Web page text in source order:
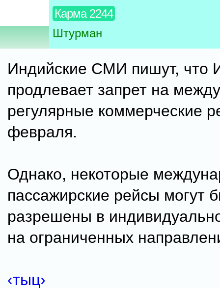
Карма 2244
Штурман
Индийские СМИ пишут, что
продлевает запрет на
регулярные коммерческие
февраля.
Однако, некоторые
пассажирские рейсы могут
разрешены в
на ограниченных
‹тыц›